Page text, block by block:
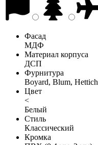
Фасад
МДФ
Материал корпуса
ДСП
Фурнитура
Boyard, Blum, Hettich
Цвет
<
Белый
Стиль
Классический
Кромка